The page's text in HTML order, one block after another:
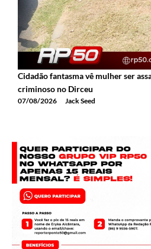
Cidadão fantasma vê mulher ser
criminoso no Dirceu
07/08/2026 Jack Seed